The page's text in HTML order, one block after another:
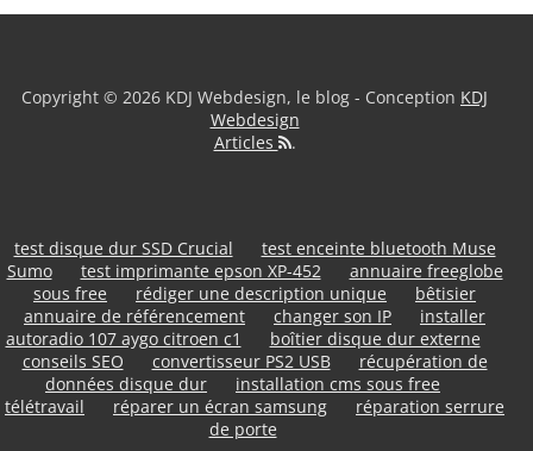
Copyright © 2026 KDJ Webdesign, le blog - Conception KDJ
Webdesign
Articles
.
test disque dur SSD Crucial
test enceinte bluetooth Muse
Sumo
test imprimante epson XP-452
annuaire freeglobe
sous free
rédiger une description unique
bêtisier
annuaire de référencement
changer son IP
installer
autoradio 107 aygo citroen c1
boîtier disque dur externe
conseils SEO
convertisseur PS2 USB
récupération de
données disque dur
installation cms sous free
télétravail
réparer un écran samsung
réparation serrure
de porte